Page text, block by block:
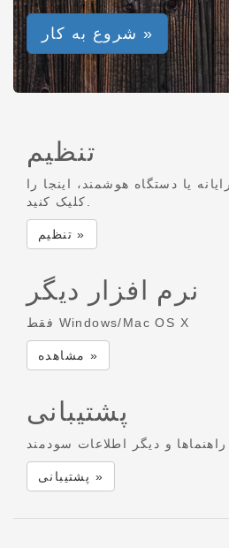
شروع به کار »
تنظیم
یا دستگاه هوشمند، اینجا را
تنظیم »
نرم افزار دیگر
فقط Windows/Mac OS X
مشاهده »
پشتیبانی
راهنماها و دیگر اطلاعات سودمند
پشتیبانی »